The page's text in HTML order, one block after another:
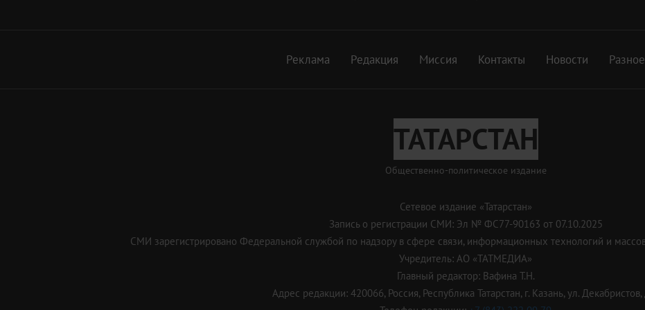
Реклама Редакция Миссия Контакты Новости Разное
ТАТАРСТАН
Общественно-политическое издание
Сетевое издание «Татарстан»
Запись о регистрации СМИ: Эл № ФС77-90163 от 07.10.2025
СМИ зарегистрировано Федеральной службой по надзору в сфере связи, информационных технологий и
Учредитель: АО «ТАТМЕДИА»
Главный редактор: Вафина Т.Н.
Адрес редакции: 420066, Россия, Республика Татарстан, г. Казань, ул. Декабристов,